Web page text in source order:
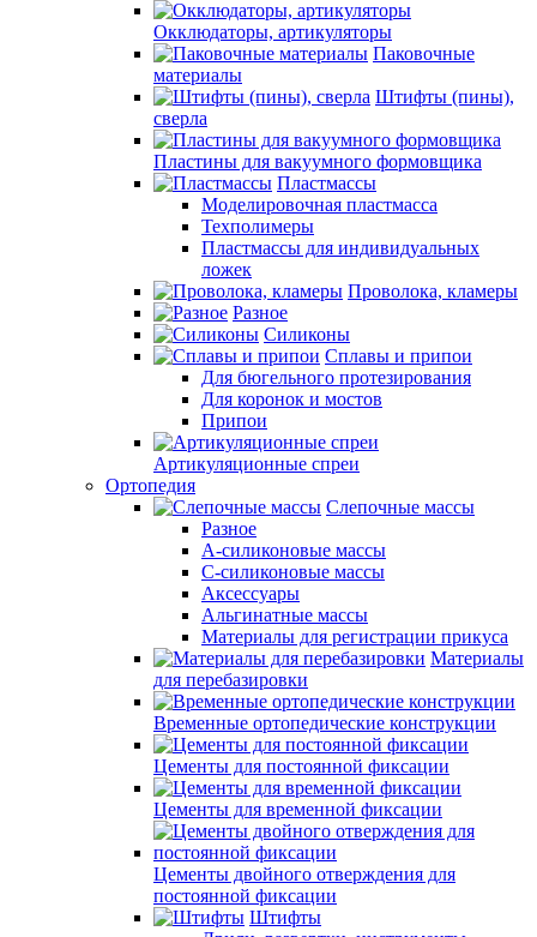
Окклюдаторы, артикуляторы
Паковочные
материалы
Штифты (пины),
сверла
Пластины для вакуумного формовщика
Пластмассы
Моделировочная пластмасса
Техполимеры
Пластмассы для индивидуальных
ложек
Проволока, кламеры
Разное
Силиконы
Сплавы и припои
Для бюгельного протезирования
Для коронок и мостов
Припои
Артикуляционные спреи
Ортопедия
Слепочные массы
Разное
А-силиконовые массы
С-силиконовые массы
Аксессуары
Альгинатные массы
Материалы для регистрации прикуса
Материалы
для перебазировки
Временные ортопедические конструкции
Цементы для постоянной фиксации
Цементы для временной фиксации
Цементы двойного отверждения для
постоянной фиксации
Штифты